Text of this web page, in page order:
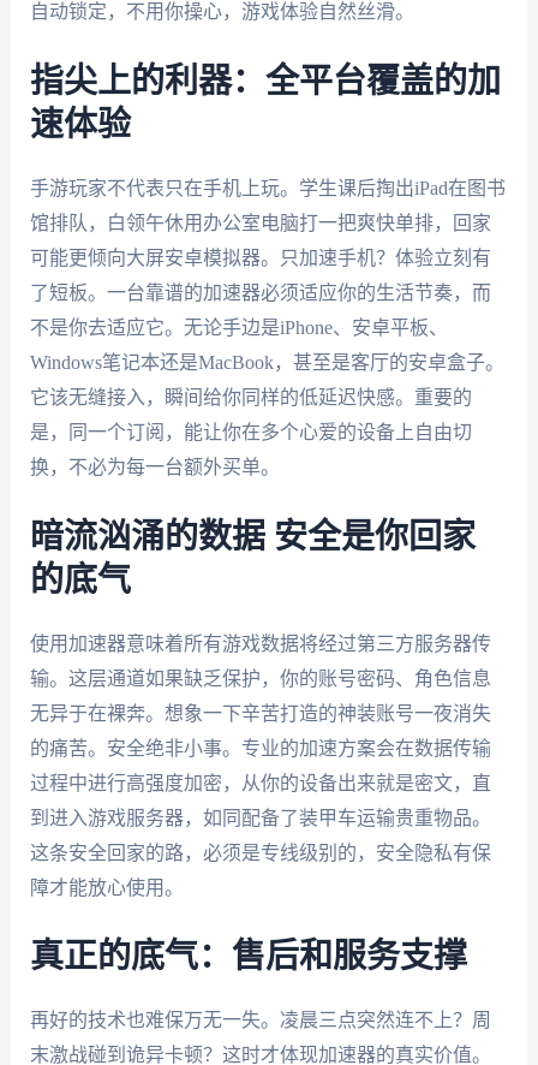
自动锁定，不用你操心，游戏体验自然丝滑。
指尖上的利器：全平台覆盖的加
速体验
手游玩家不代表只在手机上玩。学生课后掏出iPad在图书
馆排队，白领午休用办公室电脑打一把爽快单排，回家
可能更倾向大屏安卓模拟器。只加速手机？体验立刻有
了短板。一台靠谱的加速器必须适应你的生活节奏，而
不是你去适应它。无论手边是iPhone、安卓平板、
Windows笔记本还是MacBook，甚至是客厅的安卓盒子。
它该无缝接入，瞬间给你同样的低延迟快感。重要的
是，同一个订阅，能让你在多个心爱的设备上自由切
换，不必为每一台额外买单。
暗流汹涌的数据 安全是你回家
的底气
使用加速器意味着所有游戏数据将经过第三方服务器传
输。这层通道如果缺乏保护，你的账号密码、角色信息
无异于在裸奔。想象一下辛苦打造的神装账号一夜消失
的痛苦。安全绝非小事。专业的加速方案会在数据传输
过程中进行高强度加密，从你的设备出来就是密文，直
到进入游戏服务器，如同配备了装甲车运输贵重物品。
这条安全回家的路，必须是专线级别的，安全隐私有保
障才能放心使用。
真正的底气：售后和服务支撑
再好的技术也难保万无一失。凌晨三点突然连不上？周
末激战碰到诡异卡顿？这时才体现加速器的真实价值。